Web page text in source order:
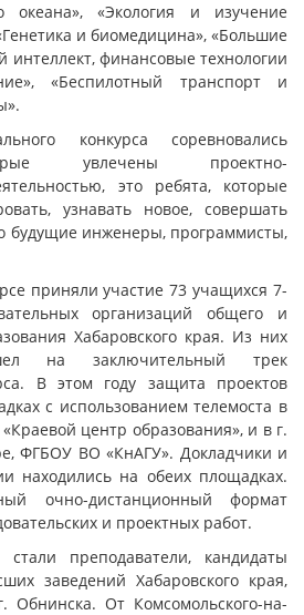
«Экология и изучение
и биомедицина», «Большие
интеллект, финансовые технологии
«Беспилотный транспорт и
конкурса соревновались
увлечены проектно-
это ребята, которые
узнавать новое, совершать
будущие инженеры, программисты,
приняли участие 73 учащихся 7-
организаций общего и
Хабаровского края. Из них
на заключительный трек
В этом году защита проектов
с использованием телемоста в
центр образования», и в г.
ФГБОУ ВО «КнАГУ». Докладчики и
находились на обеих площадках.
очно-дистанционный формат
и проектных работ.
стали преподаватели, кандидаты
заведений Хабаровского края,
Обнинска. От Комсомольского-на-